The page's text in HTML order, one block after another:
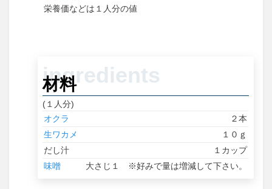
１人分
材料
(１人分)
オクラ
２本
生ワカメ
１０ｇ
だし汁
１カップ
味噌
大さじ１ ※好みで量は増減して下さい。